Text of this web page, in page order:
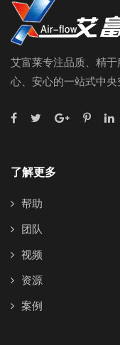
艾富莱专注品质、精
心、安心的一站式中央
了解更多
帮助
团队
视频
资源
案例